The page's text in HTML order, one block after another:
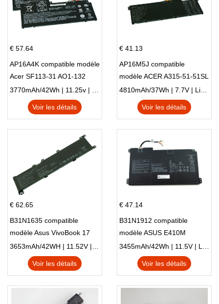
€ 57.64
AP16A4K compatible modèle
Acer SF113-31 AO1-132
NE132
3770mAh/42Wh | 11.25v | Li-ion ...
Voir les détails
€ 41.13
AP16M5J compatible
modèle ACER A315-51-51SL
N17Q1 SERIES
4810mAh/37Wh | 7.7V | Li-ion ...
Voir les détails
€ 62.65
B31N1635 compatible
modèle Asus VivoBook 17
X705NC X705UA X705UV
X705UN X705UD
3653mAh/42WH | 11.52V | Li-ion ...
Voir les détails
€ 47.14
B31N1912 compatible
modèle ASUS E410M
E410MA L410MA
3455mAh/42Wh | 11.5V | Li-ion ...
Voir les détails